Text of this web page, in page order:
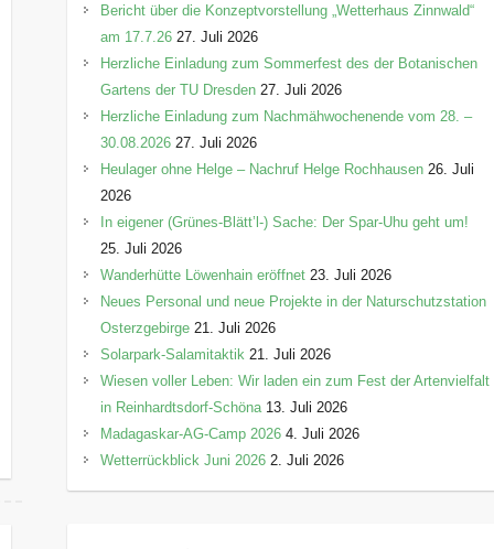
Bericht über die Konzeptvorstellung „Wetterhaus Zinnwald“
am 17.7.26 27. Juli 2026
Herzliche Einladung zum Sommerfest des der Botanischen
Gartens der TU Dresden 27. Juli 2026
Herzliche Einladung zum Nachmähwochenende vom 28. –
30.08.2026 27. Juli 2026
Heulager ohne Helge – Nachruf Helge Rochhausen 26. Juli
2026
In eigener (Grünes-Blätt’l-) Sache: Der Spar-Uhu geht um!
25. Juli 2026
Wanderhütte Löwenhain eröffnet 23. Juli 2026
Neues Personal und neue Projekte in der Naturschutzstation
Osterzgebirge 21. Juli 2026
Solarpark-Salamitaktik 21. Juli 2026
Wiesen voller Leben: Wir laden ein zum Fest der Artenvielfalt
in Reinhardtsdorf-Schöna 13. Juli 2026
Madagaskar-AG-Camp 2026 4. Juli 2026
Wetterrückblick Juni 2026 2. Juli 2026